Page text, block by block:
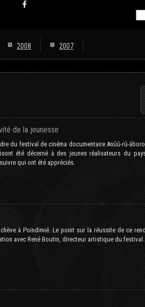
2008 2007
de la jeunesse
du festival de cinéma documentaire Anûû-rû-
été décerné à des jeunes réalisateurs du
qui ont été appréciés.
à Poindimié. Le point sur la réussite de ce
avec René Boutin, directeur artistique du festival.